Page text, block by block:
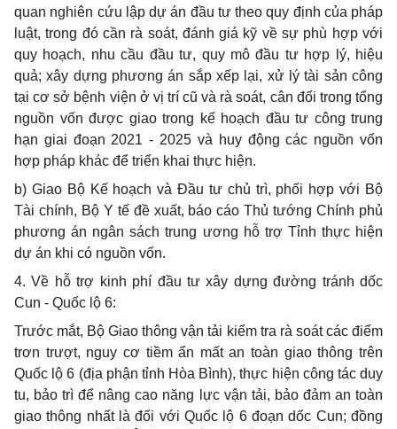
quan nghiên cứu lập dự án đầu tư theo quy định của pháp
luật, trong đó cần rà soát, đánh giá kỹ về sự phù hợp với
quy hoạch, nhu cầu đầu tư, quy mô đầu tư hợp lý, hiệu
quả; xây dựng phương án sắp xếp lại, xử lý tài sản công
tại cơ sở bệnh viện ở vị trí cũ và rà soát, cân đối trong tổng
nguồn vốn được giao trong kế hoạch đầu tư công trung
hạn giai đoạn 2021 - 2025 và huy động các nguồn vốn
hợp pháp khác để triển khai thực hiện.
b) Giao Bộ Kế hoạch và Đầu tư chủ trì, phối hợp với Bộ
Tài chính, Bộ Y tế đề xuất, báo cáo Thủ tướng Chính phủ
phương án ngân sách trung ương hỗ trợ Tỉnh thực hiện
dự án khi có nguồn vốn.
4. Về hỗ trợ kinh phí đầu tư xây dựng đường tránh dốc
Cun - Quốc lộ 6:
Trước mắt, Bộ Giao thông vận tải kiểm tra rà soát các điểm
trơn trượt, nguy cơ tiềm ẩn mất an toàn giao thông trên
Quốc lộ 6 (địa phận tỉnh Hòa Bình), thực hiện công tác duy
tu, bảo trì để nâng cao năng lực vận tải, bảo đảm an toàn
giao thông nhất là đối với Quốc lộ 6 đoạn dốc Cun; đồng